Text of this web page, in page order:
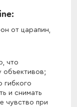
от царапин,
что
объективов;
гибкого
и снимать
чувство при